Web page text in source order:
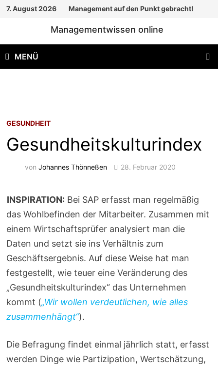
Zum
7. August 2026 Management auf den Punkt gebracht!
Managementwissen online
MENÜ
GESUNDHEIT
Gesundheitskulturindex
vonJohannes Thönneßen 28. Februar 2020
INSPIRATION: Bei SAP erfasst man regelmäßig
das Wohlbefinden der Mitarbeiter. Zusammen mit
einem Wirtschaftsprüfer analysiert man die
Daten und setzt sie ins Verhältnis zum
Geschäftsergebnis. Auf diese Weise hat man
festgestellt, wie teuer eine Veränderung des
„Gesundheitskulturindex“ das Unternehmen
kommt („Wir wollen verdeutlichen, wie alles
zusammenhängt“).
Die Befragung findet einmal jährlich statt, erfasst
werden Dinge wie Partizipation, Wertschätzung,